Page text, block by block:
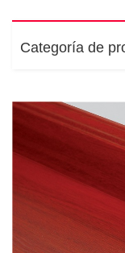
Categoría de